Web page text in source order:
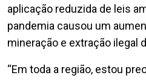
aplicação reduzida de leis
pandemia causou um
mineração e extração ilegal
“Em toda a região, estou